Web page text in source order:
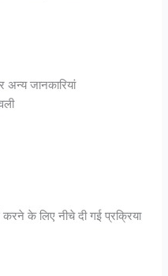
अन्य जानकारियां
के लिए नीचे दी गई प्रक्रिया